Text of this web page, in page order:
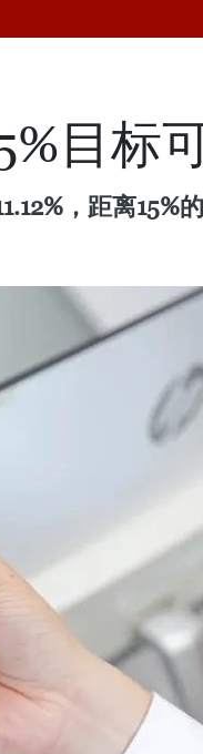
目标
，距离15%